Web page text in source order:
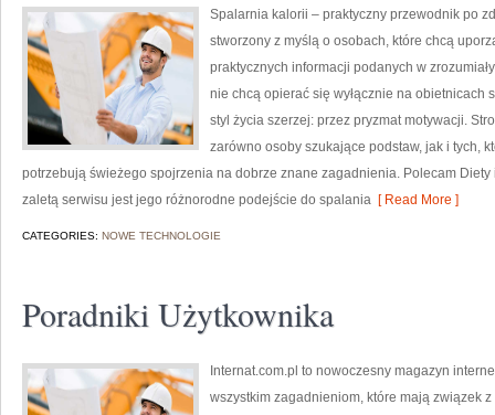
Spalarnia kalorii – praktyczny przewodnik po
stworzony z myślą o osobach, które chcą
praktycznych informacji podanych w
nie chcą opierać się wyłącznie na obietnicach
styl życia szerzej: przez pryzmat motywacji.
zarówno osoby szukające podstaw, jak i tych,
potrzebują świeżego spojrzenia na dobrze znane zagadnienia. Polecam
zaletą serwisu jest jego różnorodne podejście do spalania [ Read More ]
CATEGORIES: NOWE TECHNOLOGIE
Poradniki Użytkownika
Internat.com.pl to nowoczesny magazyn
wszystkim zagadnieniom, które mają związek